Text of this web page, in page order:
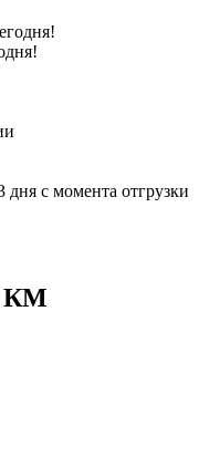
дня с момента отгрузки
КМ